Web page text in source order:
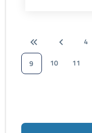
4
9
10 11